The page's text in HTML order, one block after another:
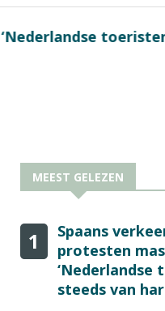
toeristen zijn nog
MEEST GELEZEN
1
Spaans
protesten
‘Nederlandse
steeds van